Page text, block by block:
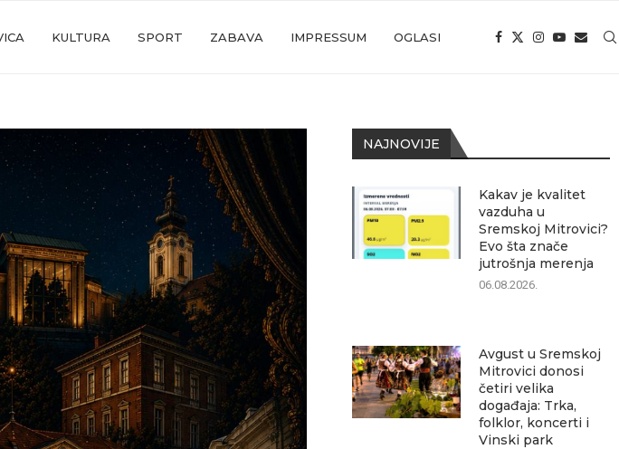
KULTURA SPORT ZABAVA IMPRESSUM OGLASI
NAJNOVIJE
Kakav je kvalitet
vazduha u
Sremskoj Mitrovici?
Evo šta znače
jutrošnja merenja
06.08.2026.
Avgust u Sremskoj
Mitrovici donosi
četiri velika
događaja: Trka,
folklor, koncerti i
Vinski park